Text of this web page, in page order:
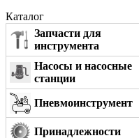
Каталог
Запчасти для
инструмента
Насосы и насосные
станции
Пневмоинструмент
Принадлежности